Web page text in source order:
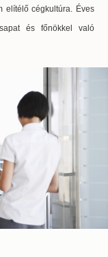
elítélő cégkultúra. Éves
és főnökkel való